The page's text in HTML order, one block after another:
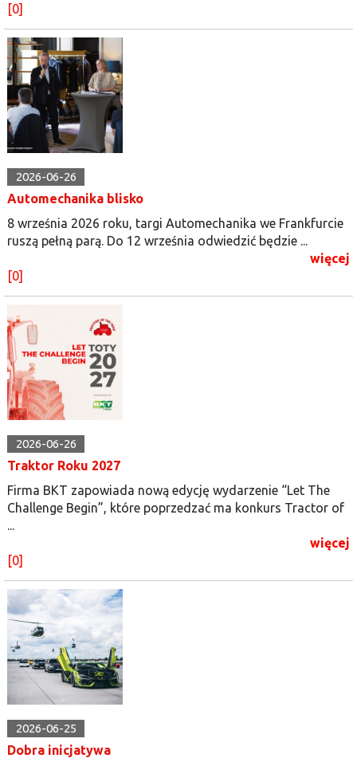
[0]
2026-06-26
Automechanika blisko
8 września 2026 roku, targi Automechanika we Frankfurcie
ruszą pełną parą. Do 12 września odwiedzić będzie ...
więcej
[0]
2026-06-26
Traktor Roku 2027
Firma BKT zapowiada nową edycję wydarzenie “Let The
Challenge Begin”, które poprzedzać ma konkurs Tractor of
...
więcej
[0]
2026-06-25
Dobra inicjatywa